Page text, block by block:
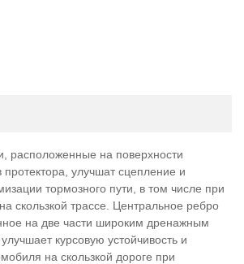
расположенные на поверхности
протектора, улучшат сцепление и
тормозного пути, в том числе при
скользкой трассе. Центральное ребро
на две части широким дренажным
курсовую устойчивость и
на скользкой дороге при